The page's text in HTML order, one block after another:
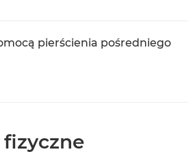
pierścienia pośredniego